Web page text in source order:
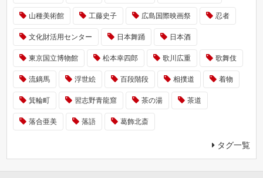
山種美術館 工藤史子 広島国際映画祭 忍者
文化財活用センター 日本舞踊 日本酒
東京国立博物館 松本幸四郎 歌川広重 歌舞伎
流鏑馬 浮世絵 百段階段 相撲道 着物
箕輪町 習志野青龍窟 茶の湯 茶道
落合亜美 落語 葛飾北斎
タグ一覧